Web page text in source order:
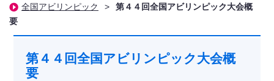
全国アビリンピック
>
第４４回全国アビリンピック大会概
要
第４４回全国アビリンピック大会概
要